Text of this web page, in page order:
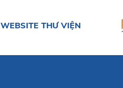
WEBSITE THƯ VIỆN